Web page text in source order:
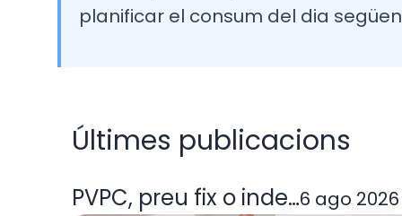
planificar el consum del dia
Últimes publicacions
PVPC, preu fix o indexada:
6 ago 2026